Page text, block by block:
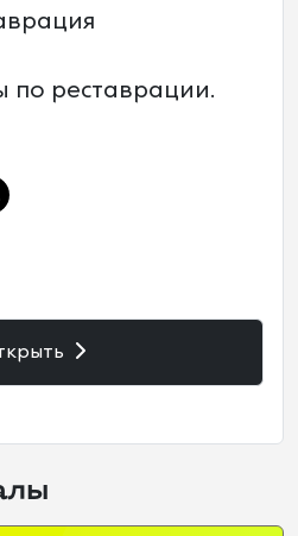
по реставрации.